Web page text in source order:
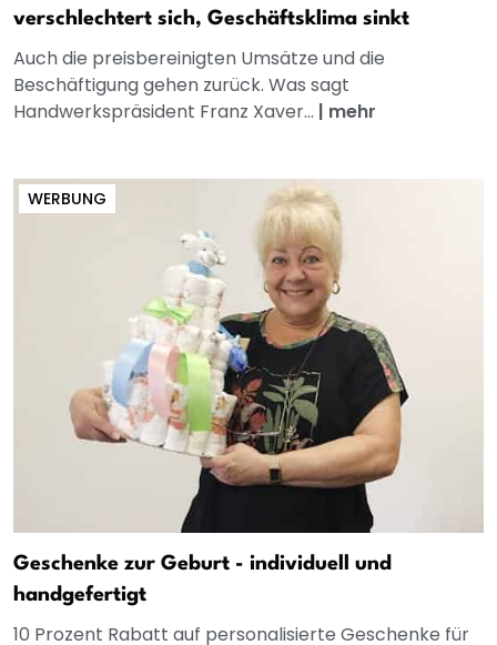
verschlechtert sich, Geschäftsklima sinkt
Auch die preisbereinigten Umsätze und die
Beschäftigung gehen zurück. Was sagt
Handwerkspräsident Franz Xaver... | mehr
WERBUNG
Geschenke zur Geburt - individuell und
handgefertigt
10 Prozent Rabatt auf personalisierte Geschenke für